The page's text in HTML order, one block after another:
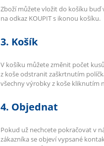
Zboží můžete vložit do košíku
na odkaz KOUPIT s ikonou košíku.
3. Košík
V košíku můžete změnit počet
z koše odstranit zaškrtnutím
všechny výrobky z koše kliknutím
4. Objednat
Pokud už nechcete pokračovat v
zákazníka se objeví vypsané